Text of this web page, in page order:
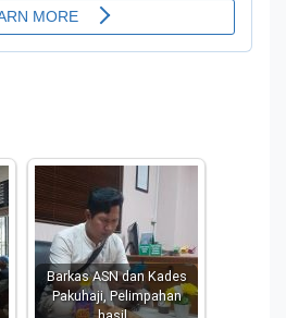
Barkas ASN dan Kades
Pakuhaji, Pelimpahan